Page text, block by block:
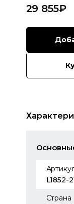
29 855₽
L1852-
Страна